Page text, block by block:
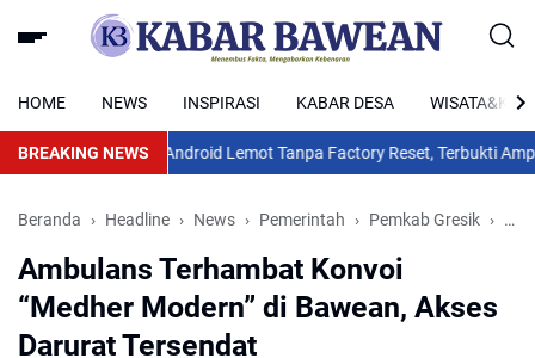
HOME NEWS INSPIRASI KABAR DESA
BREAKING NEWS
Mengatasi HP Android Lemot Tanpa Factory Reset, Terbukti Ampuh!
Beranda Headline News Pemerintah Pemkab Gresik
Ambulans Terhambat Konvoi
“Medher Modern” di Bawean, Akses
Darurat Tersendat